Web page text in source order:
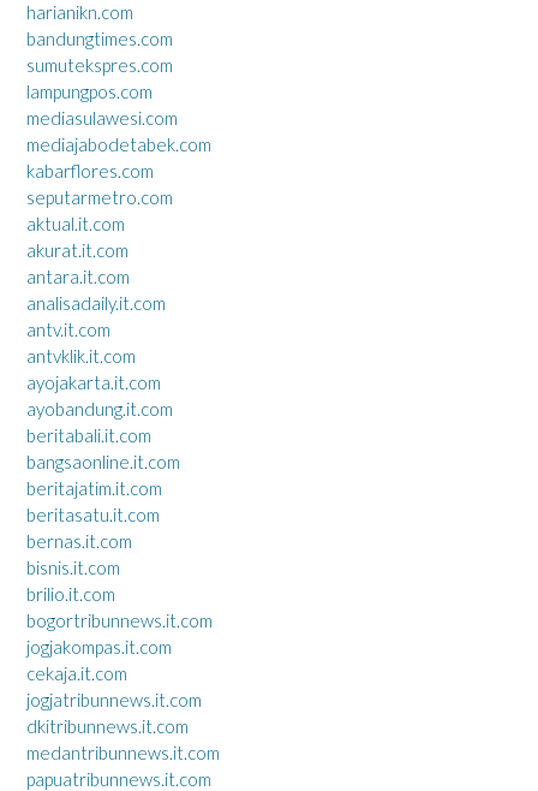
harianikn.com
bandungtimes.com
sumutekspres.com
lampungpos.com
mediasulawesi.com
mediajabodetabek.com
kabarflores.com
seputarmetro.com
aktual.it.com
akurat.it.com
antara.it.com
analisadaily.it.com
antv.it.com
antvklik.it.com
ayojakarta.it.com
ayobandung.it.com
beritabali.it.com
bangsaonline.it.com
beritajatim.it.com
beritasatu.it.com
bernas.it.com
bisnis.it.com
brilio.it.com
bogortribunnews.it.com
jogjakompas.it.com
cekaja.it.com
jogjatribunnews.it.com
dkitribunnews.it.com
medantribunnews.it.com
papuatribunnews.it.com